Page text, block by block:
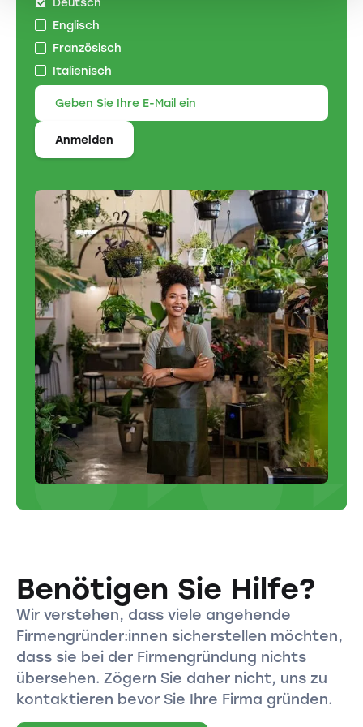
Deutsch
Englisch
Französisch
Italienisch
Benötigen Sie Hilfe?
Wir verstehen, dass viele angehende
Firmengründer:innen sicherstellen möchten,
dass sie bei der Firmengründung nichts
übersehen. Zögern Sie daher nicht, uns zu
kontaktieren bevor Sie Ihre Firma gründen.